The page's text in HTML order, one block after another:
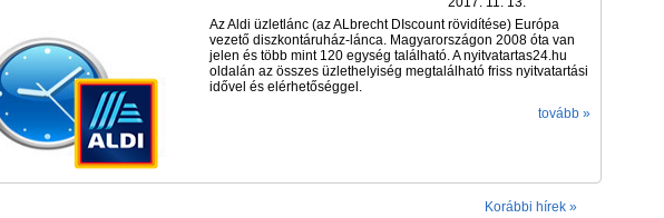
Az Aldi üzletlánc (az ALbrecht DIscount rövidítése) Európa
vezető diszkontáruház-lánca. Magyarországon 2008 óta van
jelen és több mint 120 egység található. A nyitvatartas24.hu
oldalán az összes üzlethelyiség megtalálható friss nyitvatartási
idővel és elérhetőséggel.
tovább »
Korábbi hírek »